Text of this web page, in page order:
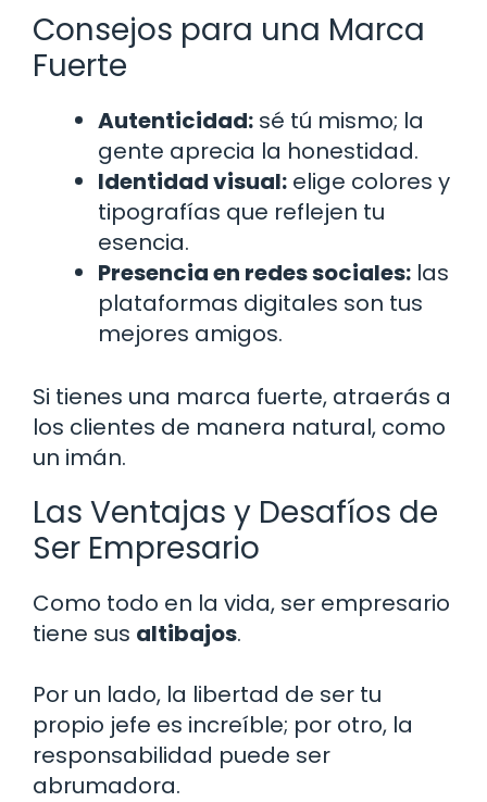
Consejos para una Marca
Fuerte
Autenticidad: sé tú mismo; la
gente aprecia la honestidad.
Identidad visual: elige colores y
tipografías que reflejen tu
esencia.
Presencia en redes sociales: las
plataformas digitales son tus
mejores amigos.
Si tienes una marca fuerte, atraerás a
los clientes de manera natural, como
un imán.
Las Ventajas y Desafíos de
Ser Empresario
Como todo en la vida, ser empresario
tiene sus altibajos.
Por un lado, la libertad de ser tu
propio jefe es increíble; por otro, la
responsabilidad puede ser
abrumadora.